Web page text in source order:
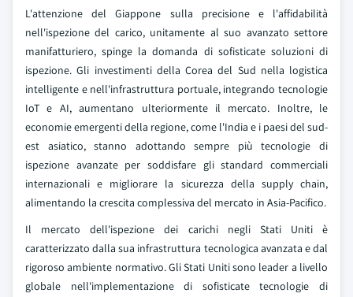
L'attenzione del Giappone sulla precisione e l'affidabilità
nell'ispezione del carico, unitamente al suo avanzato settore
manifatturiero, spinge la domanda di sofisticate soluzioni di
ispezione. Gli investimenti della Corea del Sud nella logistica
intelligente e nell'infrastruttura portuale, integrando tecnologie
IoT e AI, aumentano ulteriormente il mercato. Inoltre, le
economie emergenti della regione, come l'India e i paesi del sud-
est asiatico, stanno adottando sempre più tecnologie di
ispezione avanzate per soddisfare gli standard commerciali
internazionali e migliorare la sicurezza della supply chain,
alimentando la crescita complessiva del mercato in Asia-Pacifico.
Il mercato dell'ispezione dei carichi negli Stati Uniti è
caratterizzato dalla sua infrastruttura tecnologica avanzata e dal
rigoroso ambiente normativo. Gli Stati Uniti sono leader a livello
globale nell'implementazione di sofisticate tecnologie di